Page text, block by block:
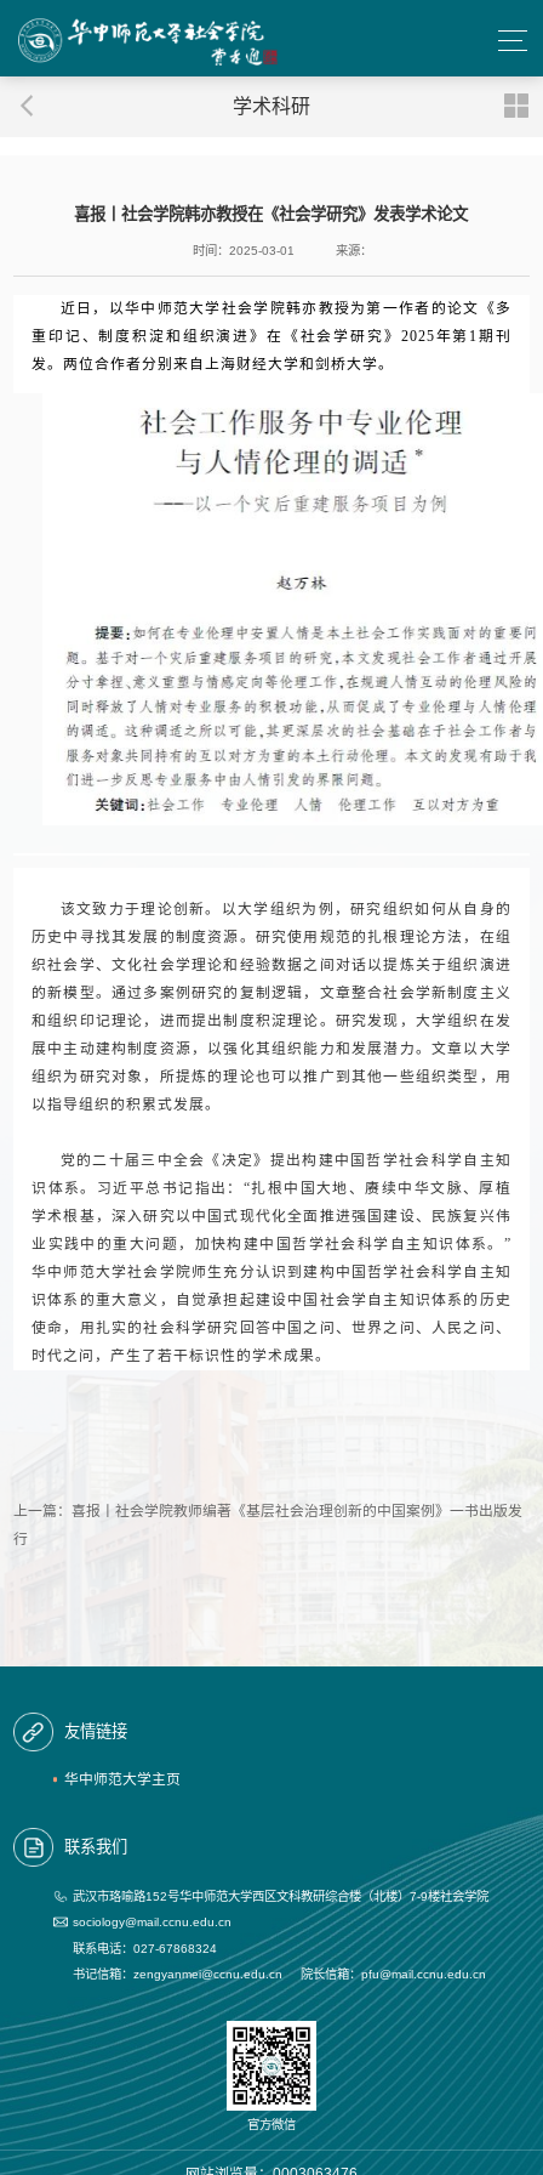
学术科研
喜报丨社会学院韩亦教授在《社会学研究》发表学术论文
时间：2025-03-01 来源：
近日，以华中师范大学社会学院韩亦教授为第一作者的论文《多
重印记、制度积淀和组织演进》在《社会学研究》2025年第1期刊
发。两位合作者分别来自上海财经大学和剑桥大学。
该文致力于理论创新。以大学组织为例，研究组织如何从自身的
历史中寻找其发展的制度资源。研究使用规范的扎根理论方法，在组
织社会学、文化社会学理论和经验数据之间对话以提炼关于组织演进
的新模型。通过多案例研究的复制逻辑，文章整合社会学新制度主义
和组织印记理论，进而提出制度积淀理论。研究发现，大学组织在发
展中主动建构制度资源，以强化其组织能力和发展潜力。文章以大学
组织为研究对象，所提炼的理论也可以推广到其他一些组织类型，用
以指导组织的积累式发展。
党的二十届三中全会《决定》提出构建中国哲学社会科学自主知
识体系。习近平总书记指出：“扎根中国大地、赓续中华文脉、厚植
学术根基，深入研究以中国式现代化全面推进强国建设、民族复兴伟
业实践中的重大问题，加快构建中国哲学社会科学自主知识体系。”
华中师范大学社会学院师生充分认识到建构中国哲学社会科学自主知
识体系的重大意义，自觉承担起建设中国社会学自主知识体系的历史
使命，用扎实的社会科学研究回答中国之问、世界之问、人民之问、
时代之问，产生了若干标识性的学术成果。
上一篇：喜报丨社会学院教师编著《基层社会治理创新的中国案例》一书出版发
行
友情链接
华中师范大学主页
联系我们
武汉市珞喻路152号华中师范大学西区文科教研综合楼（北楼）7-9楼社会学院
sociology@mail.ccnu.edu.cn
联系电话：027-67868324
书记信箱：zengyanmei@ccnu.edu.cn 院长信箱：pfu@mail.ccnu.edu.cn
官方微信